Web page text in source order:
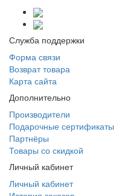
Служба поддержки
Форма связи
Возврат товара
Карта сайта
Дополнительно
Производители
Подарочные сертификаты
Партнёры
Товары со скидкой
Личный кабинет
Личный кабинет